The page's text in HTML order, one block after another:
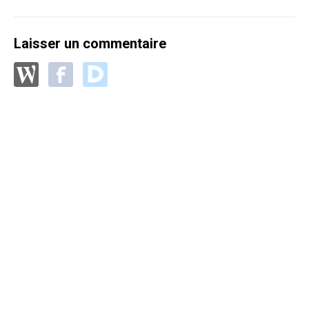
Laisser un commentaire